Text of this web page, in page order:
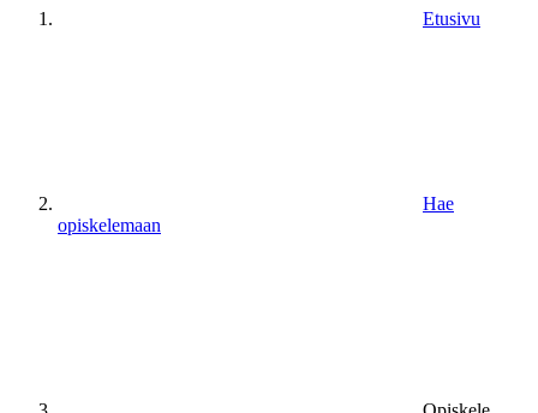
Etusivu
Hae
opiskelemaan